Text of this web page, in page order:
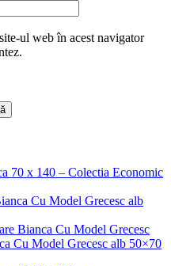
ul web în acest navigator
70 x 140 – Colectia Economic
Cu Model Grecesc alb
Bianca Cu Model Grecesc
Cu Model Grecesc alb 50×70